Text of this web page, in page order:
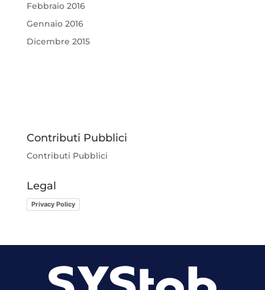
Febbraio 2016
Gennaio 2016
Dicembre 2015
Contributi Pubblici
Contributi Pubblici
Legal
Privacy Policy